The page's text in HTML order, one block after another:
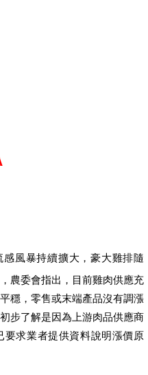
感風暴持續擴大，豪大雞排隨
農委會指出，目前雞肉供應充
穩，零售或末端產品沒有調漲
步了解是因為上游肉品供應商
要求業者提供資料說明漲價原